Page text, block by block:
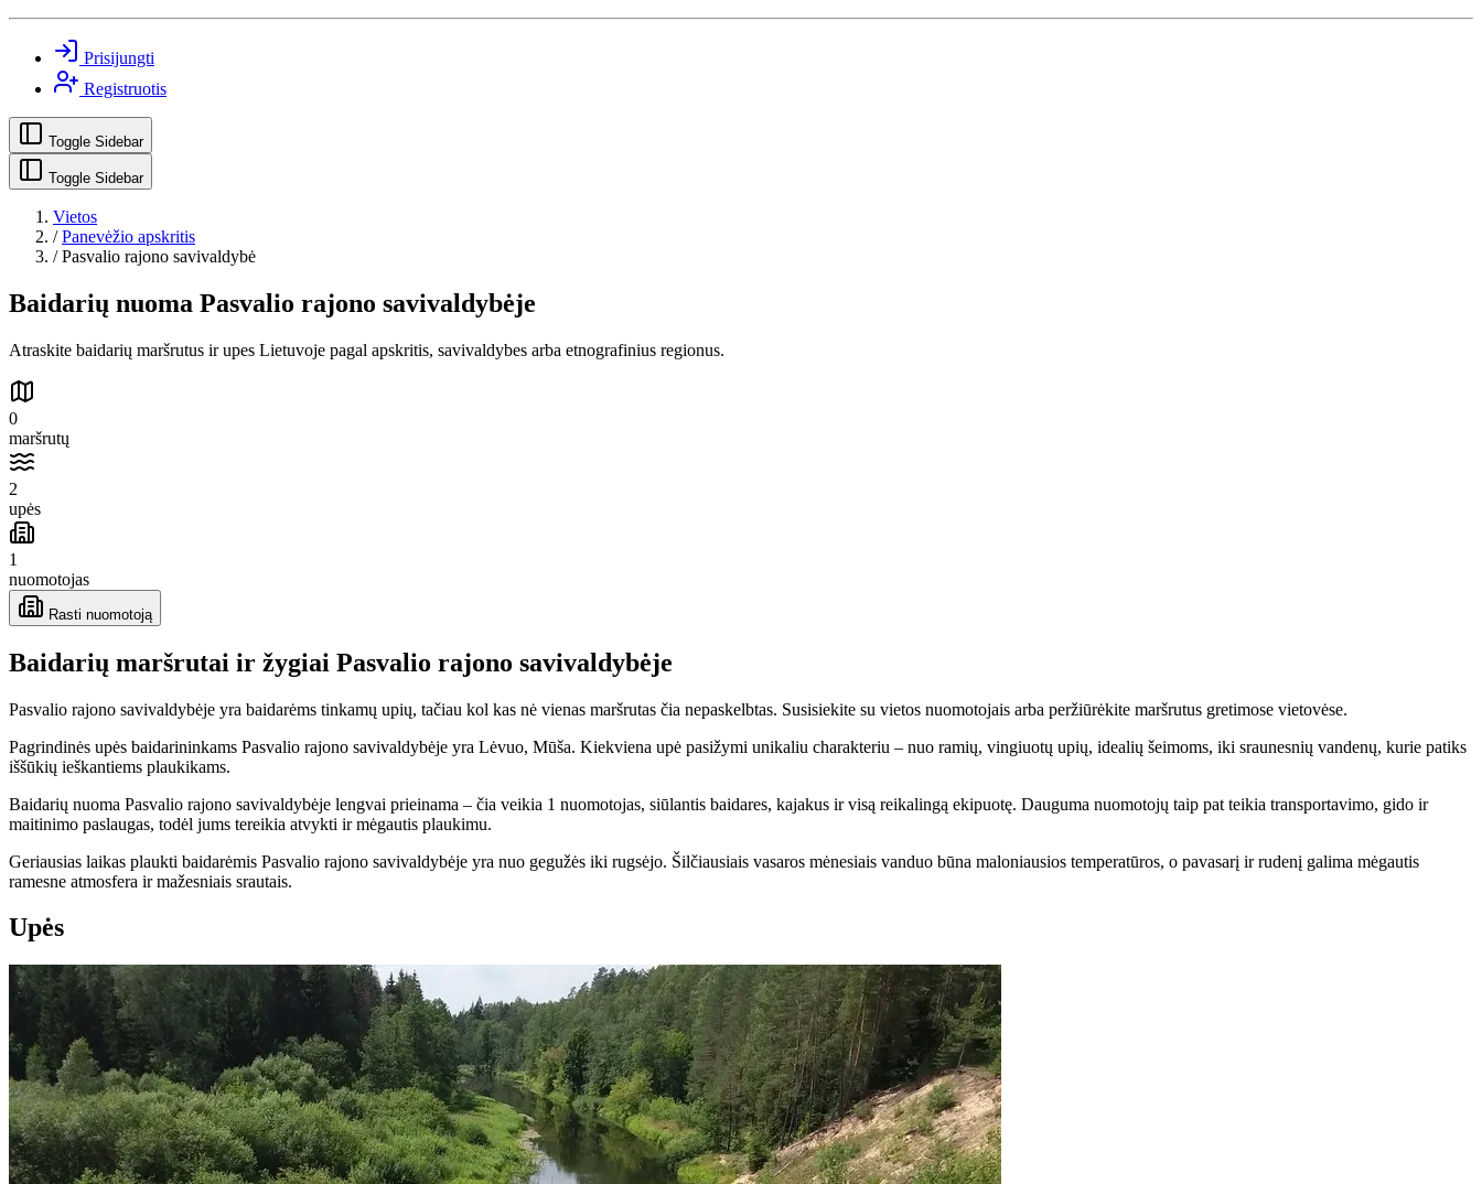
Prisijungti
Registruotis
Toggle Sidebar
Toggle Sidebar
Vietos
/ Panevėžio apskritis
/ Pasvalio rajono savivaldybė
Baidarių nuoma Pasvalio rajono savivaldybėje
Atraskite baidarių maršrutus ir upes Lietuvoje pagal apskritis, savivaldybes arba etnografinius regionus.
0
maršrutų
2
upės
1
nuomotojas
Rasti nuomotoją
Baidarių maršrutai ir žygiai Pasvalio rajono savivaldybėje
Pasvalio rajono savivaldybėje yra baidarėms tinkamų upių, tačiau kol kas nė vienas maršrutas čia nepaskelbtas. Susisiekite su vietos nuomotojais arba peržiūrėkite maršrutus gretimose vietovėse.
Pagrindinės upės baidarininkams Pasvalio rajono savivaldybėje yra Lėvuo, Mūša. Kiekviena upė pasižymi unikaliu charakteriu – nuo ramių, vingiuotų upių, idealių šeimoms, iki sraunesnių vandenų, kurie patiks
iššūkių ieškantiems plaukikams.
Baidarių nuoma Pasvalio rajono savivaldybėje lengvai prieinama – čia veikia 1 nuomotojas, siūlantis baidares, kajakus ir visą reikalingą ekipuotę. Dauguma nuomotojų taip pat teikia transportavimo, gido ir
maitinimo paslaugas, todėl jums tereikia atvykti ir mėgautis plaukimu.
Geriausias laikas plaukti baidarėmis Pasvalio rajono savivaldybėje yra nuo gegužės iki rugsėjo. Šilčiausiais vasaros mėnesiais vanduo būna maloniausios temperatūros, o pavasarį ir rudenį galima mėgautis
ramesne atmosfera ir mažesniais srautais.
Upės